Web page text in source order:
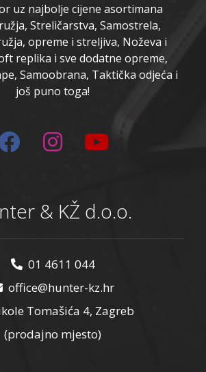
uz najbolje cijene asortimana
Streličarstva, Samostrela,
opreme i streljiva, Noževa i
replika i sve dodatne opreme,
Samoobrana, Taktička odjeća i
još puno toga!
& KŽ d.o.o.
01 4611 044
office@hunter-kz.hr
Tomašića 4, Zagreb
(prodajno mjesto)